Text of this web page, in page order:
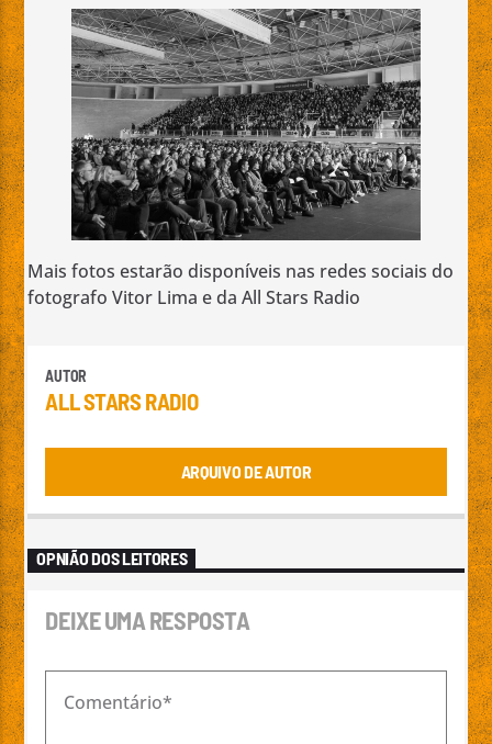
Mais fotos estarão disponíveis nas redes sociais do
fotografo Vitor Lima e da All Stars Radio
AUTOR
ALL STARS RADIO
ARQUIVO DE AUTOR
OPNIÃO DOS LEITORES
DEIXE UMA RESPOSTA